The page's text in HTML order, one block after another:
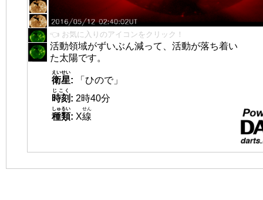
👈 お気に入りのアイコンをクリック！
活動領域がずいぶん減って、活動が落ち着い
た太陽です。
衛星
えいせい
:
「ひので」
時刻
じこく
: 2時40分
種類
しゅるい
: X線
せん